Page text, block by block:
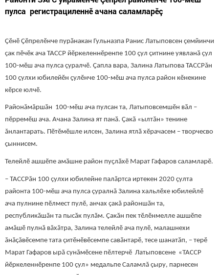
пулса регистрациленнӗ ачана саламларӗç
Ҫӗнӗ Ҫӗпрелӗнче пурӑнакан Гульназпа Ранис Латыповсен ҫемйинчи
ҫак пӗчӗк ача ТАССР йӗркеленнӗренпе 100 ҫул çитнине уявланӑ ҫул
100-мӗш ача пулса çуралчӗ. Ҫапла вара, Залина Латыпова ТАССРăн
100 ҫулхи юбилейӗн ҫулӗнче 100-мӗш ача пулса район кӗнекине
кӗрсе юлчӗ.
Районăмăршӑн 100-мӗш ача пулсан та, Латыповсемшӗн вӑл –
пӗрремӗш ача. Ачана Залина ят панӑ. Ҫакӑ «ылтӑн» тенине
ăнлантарать. Пӗтӗмӗшле илсен, Залина ятлӑ хӗрачасем – творчесво
ҫыннисем.
Телейлӗ ашшӗпе амӑшне район пуҫлӑхӗ Марат Гафаров саламларӗ.
– ТАССРăн 100 çулхи юбилейне палăртса иртекен 2020 ҫулта
районта 100-мӗш ача пулса çуралнă Залина хальлӗхе юбилейлӗ
ача пулнине пӗлмест пулӗ, анчах çакă районшӑн та,
республикӑшӑн та пысӑк пулӑм. Ҫакӑн пек тӗлӗнмелле ашшӗпе
амăшӗ пулнă вăхăтра, Залина телейлӗ ача пулӗ, малашнехи
ăнăçăвӗсемпе тата çитӗнӗвӗсемпе савӑнтарӗ, тесе шанатӑп, – терӗ
Марат Гафаров ырă сунăмӗсене пӗлтерчӗ Латыповсене «ТАССР
йӗркеленнӗренпе 100 ҫул» медальпе Саламлă çыру, парнесен